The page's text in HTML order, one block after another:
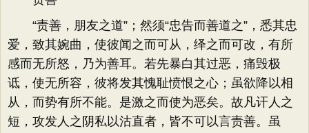
“责善，朋友之道”；然须“忠告而善道之”，悉其忠
爱，致其婉曲，使彼闻之而可从，绎之而可改，有所
感而无所怒，乃为善耳。若先暴白其过恶，痛毁极
诋，使无所容，彼将发其愧耻愤恨之心；虽欲降以相
从，而势有所不能。是激之而使为恶矣。故凡讦人之
短，攻发人之阴私以沽直者，皆不可以言责善。虽